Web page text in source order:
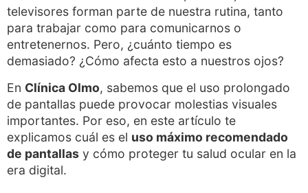
televisores forman parte de nuestra rutina, tanto
para trabajar como para comunicarnos o
entretenernos. Pero, ¿cuánto tiempo es
demasiado? ¿Cómo afecta esto a nuestros ojos?
En Clínica Olmo, sabemos que el uso prolongado
de pantallas puede provocar molestias visuales
importantes. Por eso, en este artículo te
explicamos cuál es el uso máximo recomendado
de pantallas y cómo proteger tu salud ocular en la
era digital.